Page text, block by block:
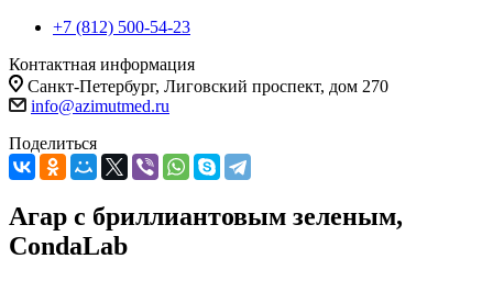
+7 (812) 500-54-23
Контактная информация
Санкт-Петербург, Лиговский проспект, дом 270
info@azimutmed.ru
Поделиться
Агар с бриллиантовым зеленым,
CondaLab